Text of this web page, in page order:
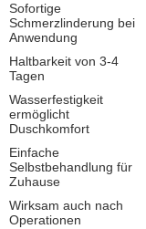
Sofortige
Schmerzlinderung bei
Anwendung
Haltbarkeit von 3-4
Tagen
Wasserfestigkeit
ermöglicht
Duschkomfort
Einfache
Selbstbehandlung für
Zuhause
Wirksam auch nach
Operationen